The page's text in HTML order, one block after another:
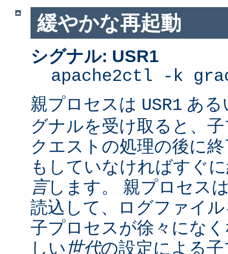
緩やかな再起動
シグナル: USR1
apache2ctl -k
親プロセスは USR1 あ
グナルを受け取ると、
クエストの処理の後に
もしていなければすぐ
言します。 親プロセス
読込して、ログファイ
子プロセスが徐々にな
しい世代の設定による